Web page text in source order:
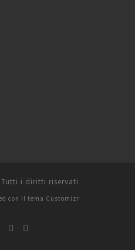
Tutti i diritti riservati
con il tema Customizr